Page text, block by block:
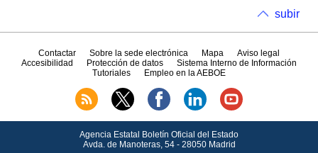
subir
Contactar Sobre la sede electrónica Mapa
Aviso legal
Accesibilidad
Protección de datos
Sistema Interno de Información
Tutoriales
Empleo en la AEBOE
Agencia Estatal Boletín Oficial del Estado
Avda.de Manoteras, 54 - 28050 Madrid